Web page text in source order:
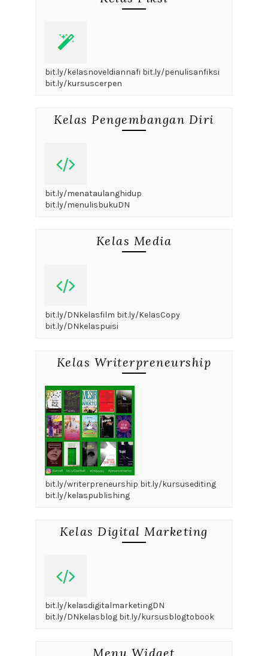
bit.ly/kelasnoveldiannafi bit.ly/penulisanfiksi
bit.ly/kursuscerpen
Kelas Pengembangan Diri
bit.ly/menataulanghidup
bit.ly/menulisbukuDN
Kelas Media
bit.ly/DNkelasfilm bit.ly/KelasCopy
bit.ly/DNkelaspuisi
Kelas Writerpreneurship
bit.ly/writerpreneurship bit.ly/kursusediting
bit.ly/kelaspublishing
Kelas Digital Marketing
bit.ly/kelasdigitalmarketingDN
bit.ly/DNkelasblog bit.ly/kursusblogtobook
Menu Widget